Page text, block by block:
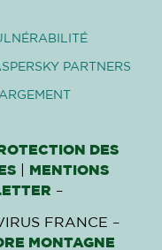
PARTNERS
DES
|
MENTIONS
–
FRANCE –
MONTAGNE